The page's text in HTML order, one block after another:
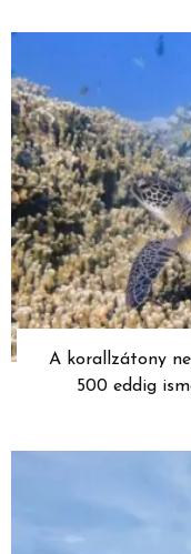
A korallzátony
500 eddig